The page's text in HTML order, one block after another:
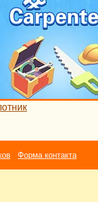
Форма контакта